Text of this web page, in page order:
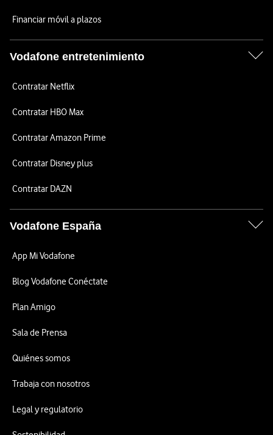
Financiar móvil a plazos
Vodafone entretenimiento
Contratar Netflix
Contratar HBO Max
Contratar Amazon Prime
Contratar Disney plus
Contratar DAZN
Vodafone España
App Mi Vodafone
Blog Vodafone Conéctate
Plan Amigo
Sala de Prensa
Quiénes somos
Trabaja con nosotros
Legal y regulatorio